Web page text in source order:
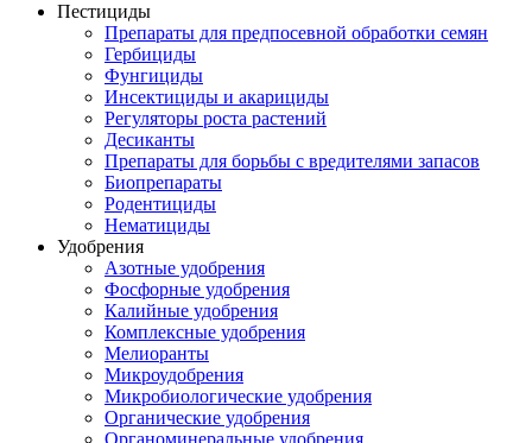
Пестициды
Препараты для предпосевной обработки семян
Гербициды
Фунгициды
Инсектициды и акарициды
Регуляторы роста растений
Десиканты
Препараты для борьбы с вредителями запасов
Биопрепараты
Родентициды
Нематициды
Удобрения
Азотные удобрения
Фосфорные удобрения
Калийные удобрения
Комплексные удобрения
Мелиоранты
Микроудобрения
Микробиологические удобрения
Органические удобрения
Органоминеральные удобрения